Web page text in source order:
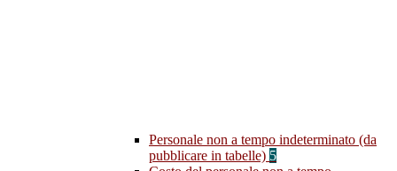
Personale non a tempo indeterminato (da
pubblicare in tabelle) 5